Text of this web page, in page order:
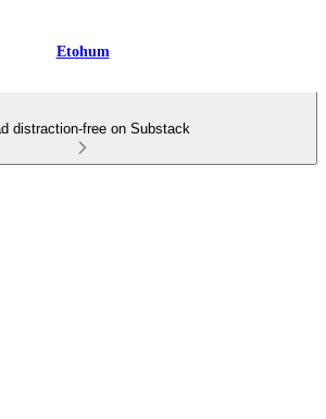
Etohum
distraction-free on Substack